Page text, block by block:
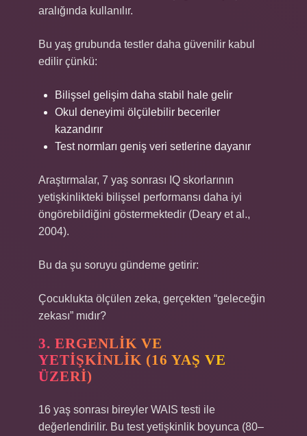
aralığında kullanılır.
Bu yaş grubunda testler daha güvenilir kabul
edilir çünkü:
Bilişsel gelişim daha stabil hale gelir
Okul deneyimi ölçülebilir beceriler
kazandırır
Test normları geniş veri setlerine dayanır
Araştırmalar, 7 yaş sonrası IQ skorlarının
yetişkinlikteki bilişsel performansı daha iyi
öngörebildiğini göstermektedir (Deary et al.,
2004).
Bu da şu soruyu gündeme getirir:
Çocuklukta ölçülen zeka, gerçekten “geleceğin
zekası” mıdır?
3. ERGENLIK VE
YETIŞKINLIK (16 YAŞ VE
ÜZERI)
16 yaş sonrası bireyler WAIS testi ile
değerlendirilir. Bu test yetişkinlik boyunca (80–